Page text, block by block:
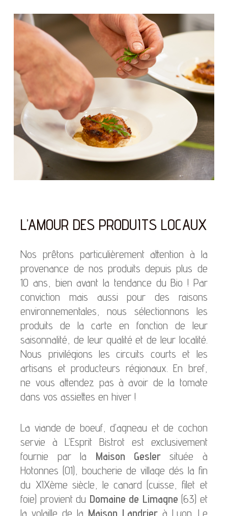
L’AMOUR DES PRODUITS LOCAUX
Nos prêtons particulièrement attention à la
provenance de nos produits depuis plus de
10 ans, bien avant la tendance du Bio ! Par
conviction mais aussi pour des raisons
environnementales, nous sélectionnons les
produits de la carte en fonction de leur
saisonnalité, de leur qualité et de leur localité.
Nous privilégions les circuits courts et les
artisans et producteurs régionaux. En bref,
ne vous attendez pas à avoir de la tomate
dans vos assiettes en hiver !
La viande de boeuf, d’agneau et de cochon
servie à L’Esprit Bistrot est exclusivement
fournie par la Maison Geslersituée à
Hotonnes (01), boucherie de village dés la fin
du XIXème siècle, le canard (cuisse, filet et
foie) provient du Domaine de Limagne (63) et
la volaille de la Maison Landrierà Lyon. Le